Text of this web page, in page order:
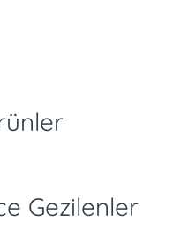
Gezilenler